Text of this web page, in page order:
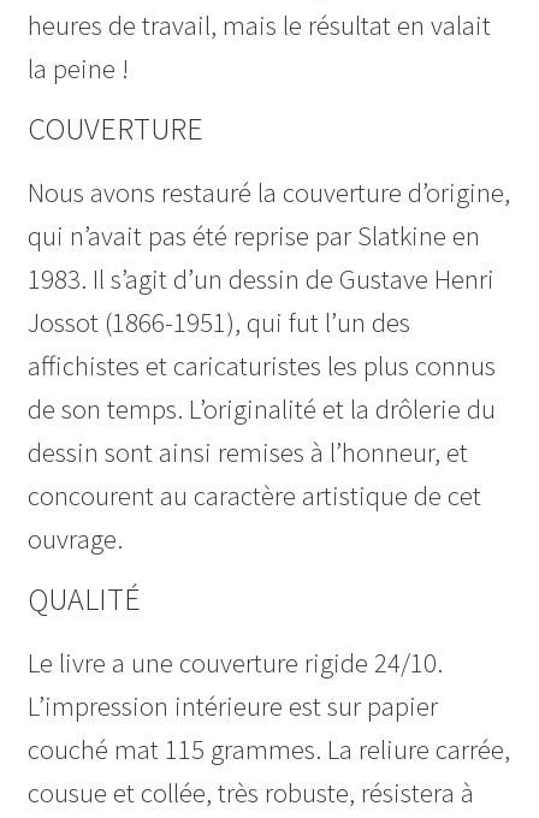
heures de travail, mais le résultat en valait
la peine !
COUVERTURE
Nous avons restauré la couverture d’origine,
qui n’avait pas été reprise par Slatkine en
1983. Il s’agit d’un dessin de Gustave Henri
Jossot (1866-1951), qui fut l’un des
affichistes et caricaturistes les plus connus
de son temps. L’originalité et la drôlerie du
dessin sont ainsi remises à l’honneur, et
concourent au caractère artistique de cet
ouvrage.
QUALITÉ
Le livre a une couverture rigide 24/10.
L’impression intérieure est sur papier
couché mat 115 grammes. La reliure carrée,
cousue et collée, très robuste, résistera à